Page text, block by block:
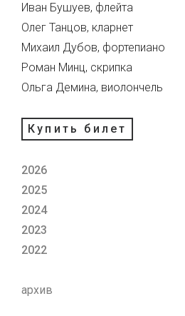
Иван Бушуев, флейта
Олег Танцов, кларнет
Михаил Дубов, фортепиано
Роман Минц, скрипка
Ольга Демина, виолончель
Купить билет
2026
2025
2024
2023
2022
архив